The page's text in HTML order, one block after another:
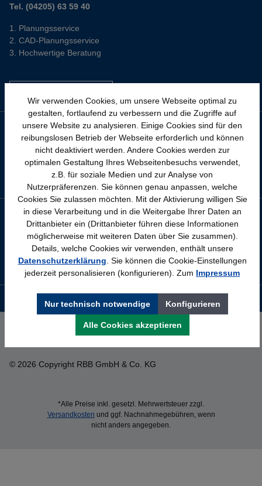
Tel. (04205) 63 59 40
Planungsservice
CAD-Planungsservice
Hochwertige Beratung
Unsere Zahlungsarten
Wir versenden mit
Newsletter
© 2026 Copyright RBB GmbH & Co. KG
*Alle Preise inkl. gesetzl. Mehrwertsteuer zzgl.
Versandkosten und ggf. Nachnahmegebühren, wenn
nicht anders angegeben.
Wir verwenden Cookies, um unsere Webseite optimal zu
gestalten, fortlaufend zu verbessern und die Zugriffe auf
unsere Website zu analysieren. Einige Cookies sind für den
reibungslosen Betrieb der Webseite erforderlich und können
nicht deaktiviert werden. Andere Cookies werden zur
optimalen Gestaltung Ihres Webseitenbesuchs verwendet,
z.B. für soziale Medien und zur Analyse von
Nutzerpräferenzen. Sie können genau anpassen, welche
Cookies Sie zulassen möchten. Mit der Aktivierung willigen Sie
in diese Verarbeitung und in die Weitergabe Ihrer Daten an
Drittanbieter ein (Drittanbieter führen diese Informationen
möglicherweise mit weiteren Daten über Sie zusammen).
Details, welche Cookies wir verwenden, enthält unsere
Datenschutzerklärung . Sie können die Cookie-Einstellungen
jederzeit personalisieren (konfigurieren). Zum Impressum
Nur technisch notwendige Konfigurieren
Alle Cookies akzeptieren